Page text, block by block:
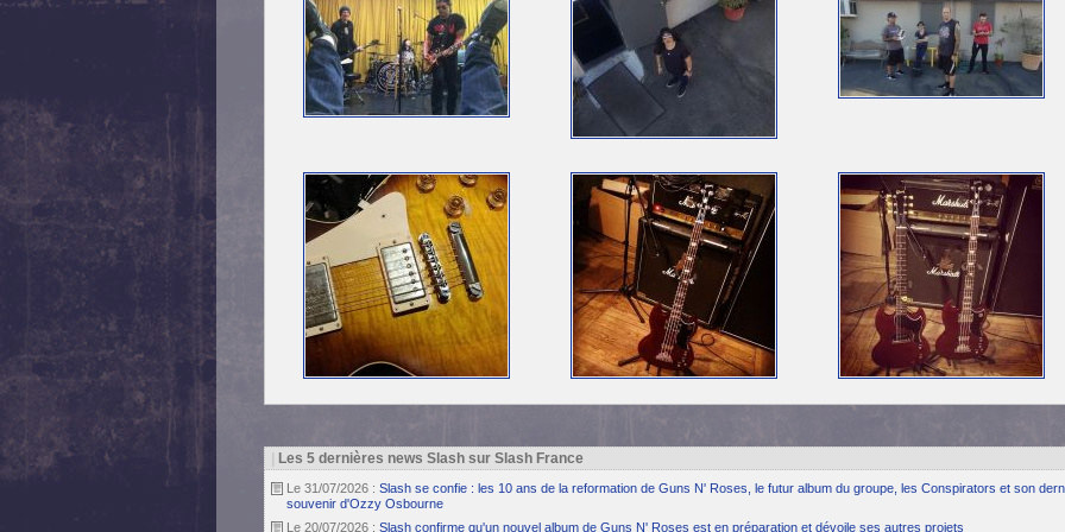
Les 5 dernières news Slash sur Slash France
Le 31/07/2026 : Slash se confie : les 10 ans de la reformation de Guns N' Roses, le futur album du groupe, les Conspirators et son
souvenir d'Ozzy Osbourne
Le 20/07/2026 : Slash confirme qu'un nouvel album de Guns N' Roses est en préparation et dévoile ses autres projets